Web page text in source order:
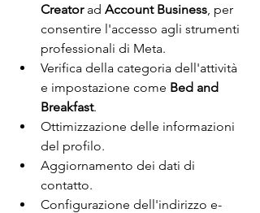
Creator ad Account Business, per
consentire l'accesso agli strumenti
professionali di Meta.
Verifica della categoria dell'attività
e impostazione come Bed and
Breakfast.
Ottimizzazione delle informazioni
del profilo.
Aggiornamento dei dati di
contatto.
Configurazione dell'indirizzo e-